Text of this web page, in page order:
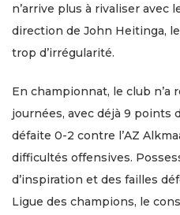
n’arrive plus à rivaliser avec
direction de John Heitinga,
trop d’irrégularité.
En championnat, le club n’a
journées, avec déjà 9 points
défaite 0-2 contre l’AZ
difficultés offensives.
d’inspiration et des failles
Ligue des champions, le